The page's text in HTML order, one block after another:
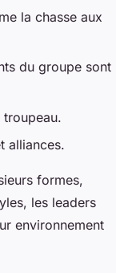
la chasse aux
du groupe sont
alliances.
formes,
les leaders
environnement